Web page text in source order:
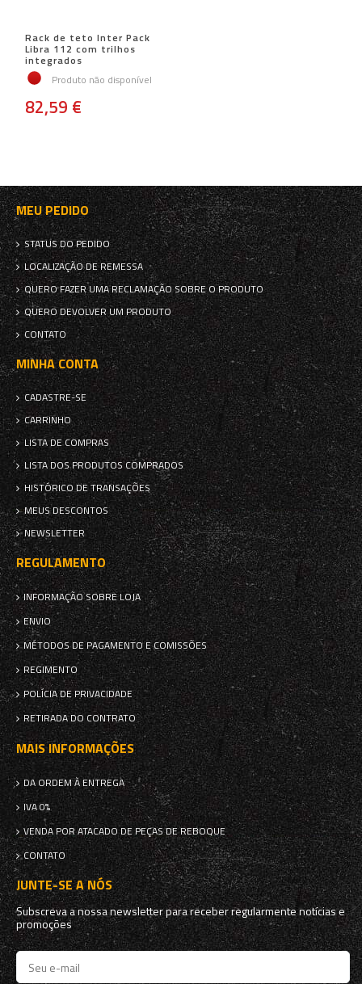
Rack de teto Inter Pack
Libra 112 com trilhos
integrados
Produto não disponível
82,59 €
MEU PEDIDO
STATUS DO PEDIDO
LOCALIZAÇÃO DE REMESSA
QUERO FAZER UMA RECLAMAÇÃO SOBRE O PRODUTO
QUERO DEVOLVER UM PRODUTO
CONTATO
MINHA CONTA
CADASTRE-SE
CARRINHO
LISTA DE COMPRAS
LISTA DOS PRODUTOS COMPRADOS
HISTÓRICO DE TRANSAÇÕES
MEUS DESCONTOS
NEWSLETTER
REGULAMENTO
INFORMAÇÃO SOBRE LOJA
ENVIO
MÉTODOS DE PAGAMENTO E COMISSÕES
REGIMENTO
POLÍCIA DE PRIVACIDADE
RETIRADA DO CONTRATO
MAIS INFORMAÇÕES
DA ORDEM À ENTREGA
IVA 0%
VENDA POR ATACADO DE PEÇAS DE REBOQUE
CONTATO
JUNTE-SE A NÓS
Subscreva a nossa newsletter para receber regularmente notícias e
promoções